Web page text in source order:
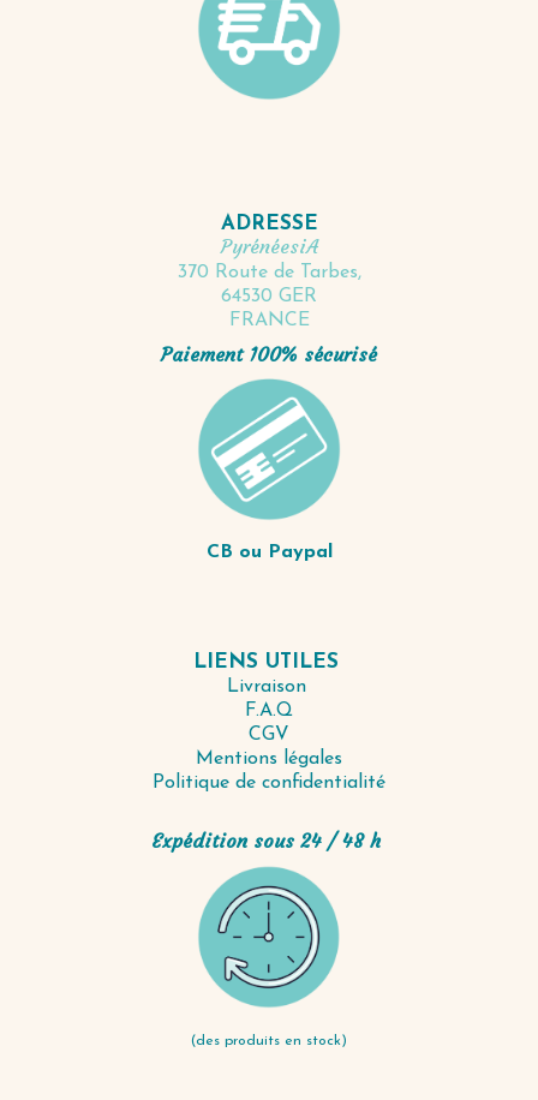
ADRESSE
PyrénéesiA
370 Route de Tarbes,
64530 GER
FRANCE
Paiement 100% sécurisé
CB ou Paypal
LIENS UTILES
Livraison
F.A.Q
CGV
Mentions légales
Politique de confidentialité
Expédition sous 24 / 48 h
(des produits en stock)